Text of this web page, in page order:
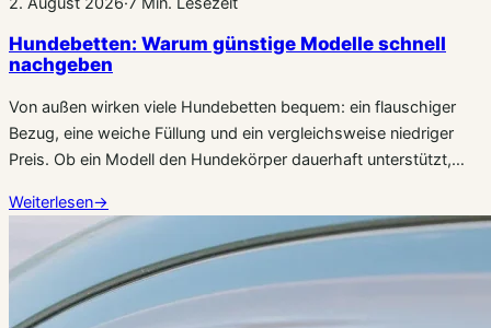
Hundebetten: Warum günstige Modelle schnell
nachgeben
Von außen wirken viele Hundebetten bequem: ein flauschiger
Bezug, eine weiche Füllung und ein vergleichsweise niedriger
Preis. Ob ein Modell den Hundekörper dauerhaft unterstützt,…
Weiterlesen→